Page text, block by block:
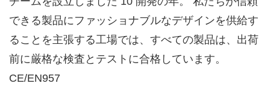
できる製品にファッショナブルなデザインを供給す
ることを主張する工場では、すべての製品は、出荷
前に厳格な検査とテストに合格しています。
CE/EN957